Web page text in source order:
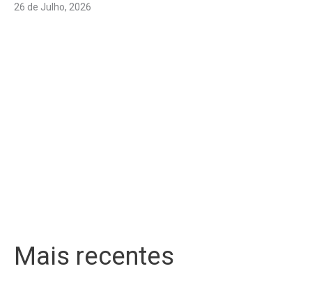
26 de Julho, 2026
Mais recentes